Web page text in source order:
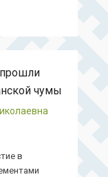
прошли
чумы
в